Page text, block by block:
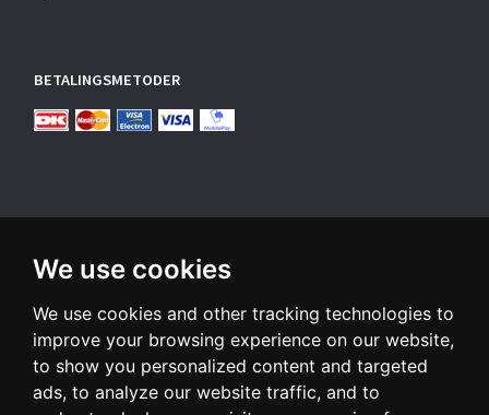
We use cookies
We use cookies and other tracking technologies to
improve your browsing experience on our website,
to show you personalized content and targeted
ads, to analyze our website traffic, and to
BETALINGSMETODER
TILMELD NYHEDSBREV
Email-
adresse
Tilmeld dig vores nyhedsbrev og modtag gode tilbud samt
andre spændende nyheder direkte i din indbakke.